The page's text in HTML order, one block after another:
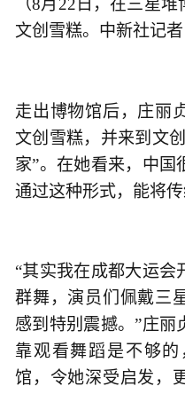
（8月22日，在三星
文创雪糕。中新社记者
走出博物馆后，庄丽
文创雪糕，并来到文
家”。在她看来，中国
通过这种形式，能将传
“其实我在成都大运会
群舞，演员们佩戴三
感到特别震撼。”庄丽
靠观看舞蹈是不够
馆，令她深受启发，